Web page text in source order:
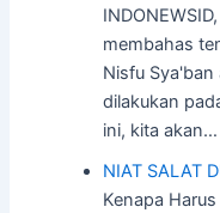
membahas
Nisfu
dilakukan
ini, kita akan…
NIAT SALAT
Kenapa